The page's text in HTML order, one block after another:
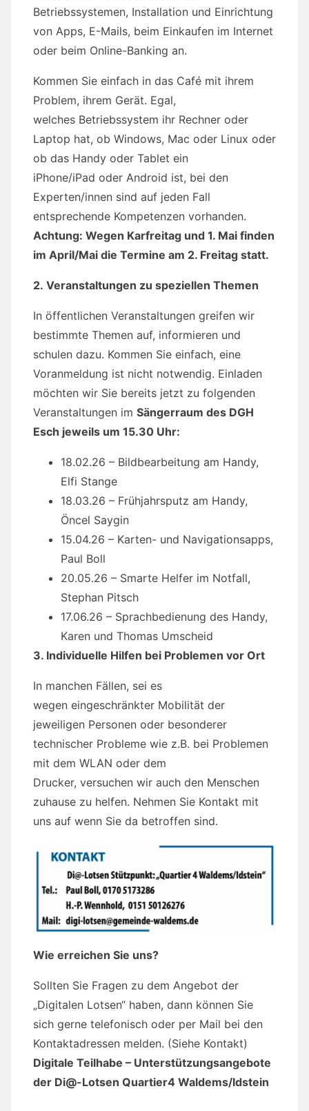
Betriebssystemen, Installation und Einrichtung
von Apps, E-Mails, beim Einkaufen im Internet
oder beim Online-Banking an.
Kommen Sie einfach in das Café mit ihrem
Problem, ihrem Gerät. Egal,
welches Betriebssystem ihr Rechner oder
Laptop hat, ob Windows, Mac oder Linux oder
ob das Handy oder Tablet ein
iPhone/iPad oder Android ist, bei den
Experten/innen sind auf jeden Fall
entsprechende Kompetenzen vorhanden.
Achtung: Wegen Karfreitag und 1. Mai finden
im April/Mai die Termine am 2. Freitag statt.
2. Veranstaltungen zu speziellen Themen
In öffentlichen Veranstaltungen greifen wir
bestimmte Themen auf, informieren und
schulen dazu. Kommen Sie einfach, eine
Voranmeldung ist nicht notwendig. Einladen
möchten wir Sie bereits jetzt zu folgenden
Veranstaltungen im Sängerraum des DGH
Esch jeweils um 15.30 Uhr:
18.02.26 – Bildbearbeitung am Handy,
Elfi Stange
18.03.26 – Frühjahrsputz am Handy,
Öncel Saygin
15.04.26 – Karten- und Navigationsapps,
Paul Boll
20.05.26 – Smarte Helfer im Notfall,
Stephan Pitsch
17.06.26 – Sprachbedienung des Handy,
Karen und Thomas Umscheid
3. Individuelle Hilfen bei Problemen vor Ort
In manchen Fällen, sei es
wegen eingeschränkter Mobilität der
jeweiligen Personen oder besonderer
technischer Probleme wie z.B. bei Problemen
mit dem WLAN oder dem
Drucker, versuchen wir auch den Menschen
zuhause zu helfen. Nehmen Sie Kontakt mit
uns auf wenn Sie da betroffen sind.
Wie erreichen Sie uns?
Sollten Sie Fragen zu dem Angebot der
„Digitalen Lotsen“ haben, dann können Sie
sich gerne telefonisch oder per Mail bei den
Kontaktadressen melden. (Siehe Kontakt)
Digitale Teilhabe – Unterstützungsangebote
der Di@-Lotsen Quartier4 Waldems/Idstein